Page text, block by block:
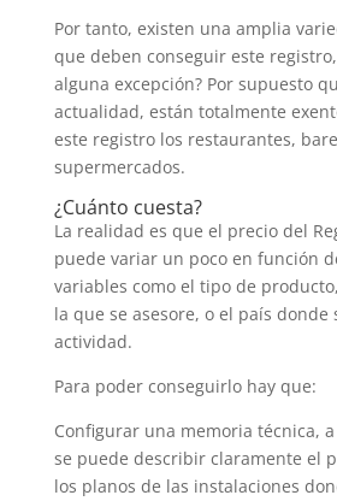
Por tanto, existen una amplia
que deben conseguir este
alguna excepción? Por supuesto
actualidad, están totalmente
este registro los restaurantes,
supermercados.
¿Cuánto cuesta?
La realidad es que el precio del
puede variar un poco en función
variables como el tipo de
la que se asesore, o el país donde
actividad.
Para poder conseguirlo hay que:
Configurar una memoria técnica,
se puede describir claramente el
los planos de las instalaciones